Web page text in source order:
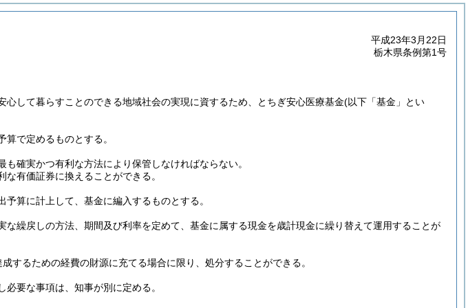
平成23年3月22日
栃木県条例第1号
して暮らすことのできる地域社会の実現に資するため、とちぎ安心医療基金(以下「基金」とい
で定めるものとする。
確実かつ有利な方法により保管しなければならない。
有価証券に換えることができる。
算に計上して、基金に編入するものとする。
な繰戻しの方法、期間及び利率を定めて、基金に属する現金を歳計現金に繰り替えて運用することが
するための経費の財源に充てる場合に限り、処分することができる。
要な事項は、知事が別に定める。